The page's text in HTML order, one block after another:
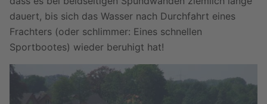
dauert, bis sich das Wasser nach Durchfahrt eines
Frachters (oder schlimmer: Eines schnellen
Sportbootes) wieder beruhigt hat!